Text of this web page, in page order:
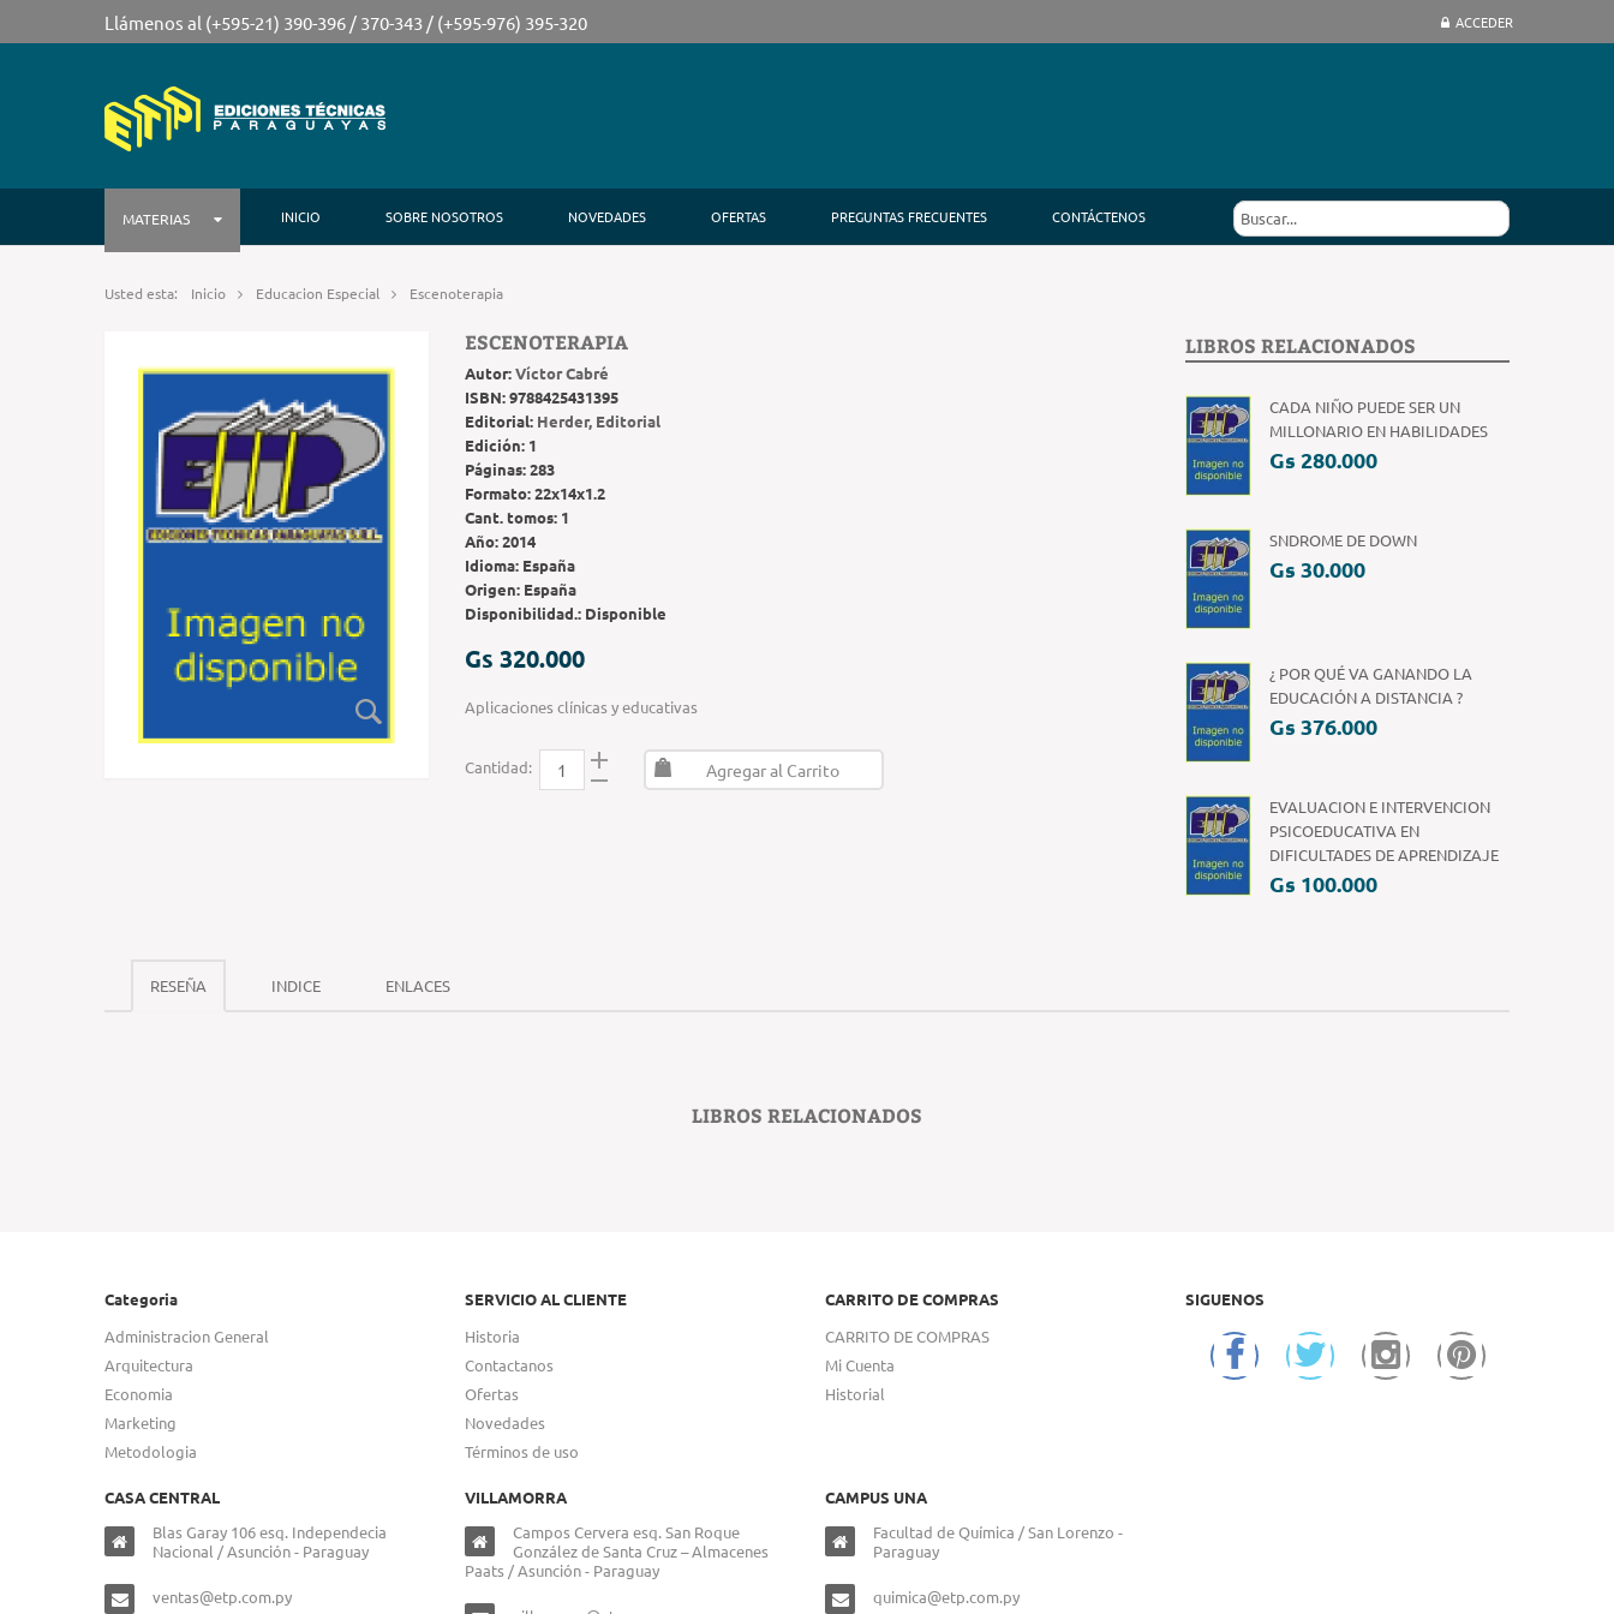
Llámenos al (+595-21) 390-396 / 370-343 / (+595-976) 395-320 ACCEDER
MATERIAS INICIO SOBRE NOSOTROS NOVEDADES OFERTAS PREGUNTAS FRECUENTES CONTÁCTENOS
Usted esta: Inicio Educacion Especial Escenoterapia
ESCENOTERAPIA
Autor:Víctor Cabré
ISBN:9788425431395
Editorial: Herder, Editorial
Edición: 1
Páginas:283
Formato:22x14x1.2
Cant. tomos: 1
Año:2014
Idioma: España
Origen: España
Disponibilidad.: Disponible
Gs 320.000
Aplicaciones clínicas y educativas
Cantidad: Agregar al Carrito
LIBROS RELACIONADOS
CADA NIÑO PUEDE SER UN
MILLONARIO EN HABILIDADES
Gs 280.000
SNDROME DE DOWN
Gs 30.000
¿ POR QUÉ VA GANANDO LA
EDUCACIÓN A DISTANCIA ?
Gs 376.000
EVALUACION E INTERVENCION
PSICOEDUCATIVA EN
DIFICULTADES DE APRENDIZAJE
Gs 100.000
RESEÑA INDICE ENLACES
LIBROS RELACIONADOS
Categoria
Administracion General
Arquitectura
Economia
Marketing
Metodologia
SERVICIO AL CLIENTE
Historia
Contactanos
Ofertas
Novedades
Términos de uso
CARRITO DE COMPRAS
CARRITO DE COMPRAS
Mi Cuenta
Historial
SIGUENOS
CASA CENTRAL
Blas Garay 106 esq. Independecia
Nacional / Asunción - Paraguay
ventas@etp.com.py
VILLAMORRA
Campos Cervera esq. San Roque
González de Santa Cruz – Almacenes
Paats / Asunción - Paraguay
CAMPUS UNA
Facultad de Química / San Lorenzo -
Paraguay
quimica@etp.com.py